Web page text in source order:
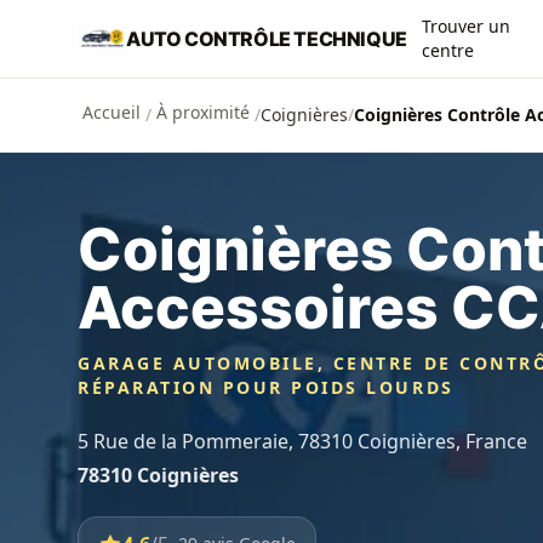
Aller au contenu principal
AUTO CONTRÔLE TECHNIQUE
Trouver un
centre
Accueil / À proximité /Coignières/Coignières Contrôle
Coignières
Accessoires
GARAGE AUTOMOBILE, CENTRE DE
RÉPARATION POUR POIDS LOURDS
5 Rue de la Pommeraie, 78310 Coignières, France
78310 Coignières